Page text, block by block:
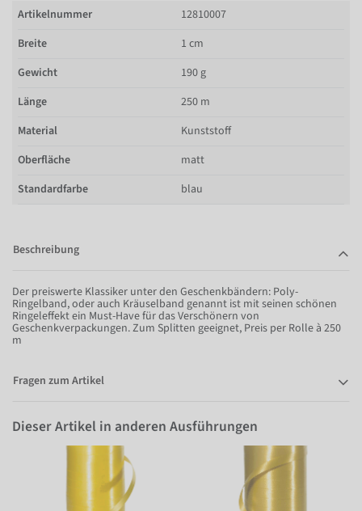
Artikelnummer
12810007
Breite
1 cm
Gewicht
190 g
Länge
250 m
Material
Kunststoff
Oberfläche
matt
Standardfarbe
blau
Beschreibung
Der preiswerte Klassiker unter den Geschenkbändern: Poly-
Ringelband, oder auch Kräuselband genannt ist mit seinen schönen
Ringeleffekt ein Must-Have für das Verschönern von
Geschenkverpackungen. Zum Splitten geeignet, Preis per Rolle à 250
m
Fragen zum Artikel
Dieser Artikel in anderen Ausführungen